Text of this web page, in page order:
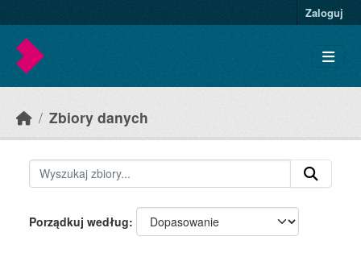
Zaloguj
Zbiory danych
Porządkuj według